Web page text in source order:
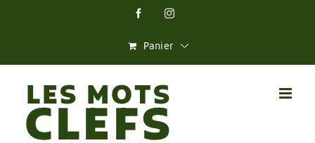
FacebookInstagram
Panier